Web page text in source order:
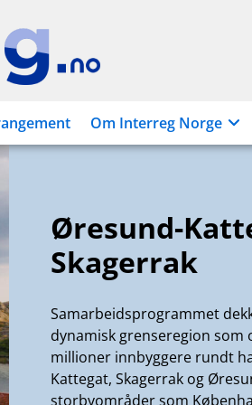
Om Interreg Norge
Øresund-
Skagerrak
Samarbeidsprogrammet
dynamisk grenseregion som
millioner innbyggere rundt
Kattegat, Skagerrak og
storbyområder som